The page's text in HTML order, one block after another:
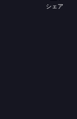
シェア